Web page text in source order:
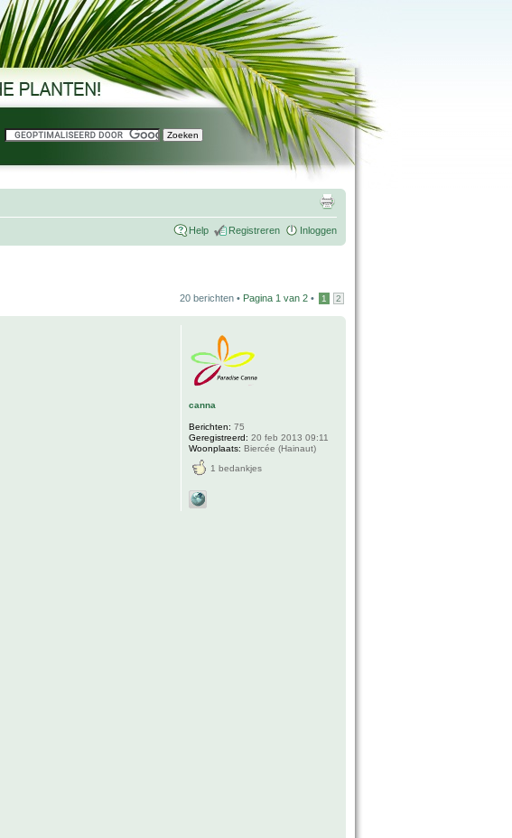
Help Registreren Inloggen
20 berichten • Pagina 1 van 2 • 1 2
canna
Berichten: 75
Geregistreerd: 20 feb 2013 09:11
Woonplaats: Biercée (Hainaut)
1 bedankjes